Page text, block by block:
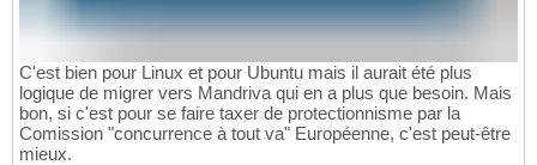
C'est bien pour Linux et pour Ubuntu mais il aurait été plus
logique de migrer vers Mandriva qui en a plus que besoin. Mais
bon, si c'est pour se faire taxer de protectionnisme par la
Comission "concurrence à tout va" Européenne, c'est peut-être
mieux.